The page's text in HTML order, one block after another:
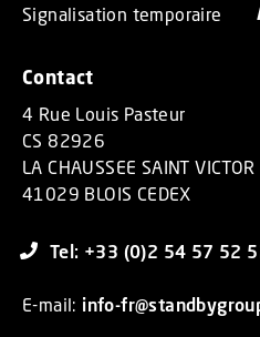
Signalisation temporaire
Contact
4 Rue Louis Pasteur
CS 82926
LA CHAUSSEE SAINT VICTOR
41029 BLOIS CEDEX
Tel: +33 (0)2 54 57 52
E-mail: info-